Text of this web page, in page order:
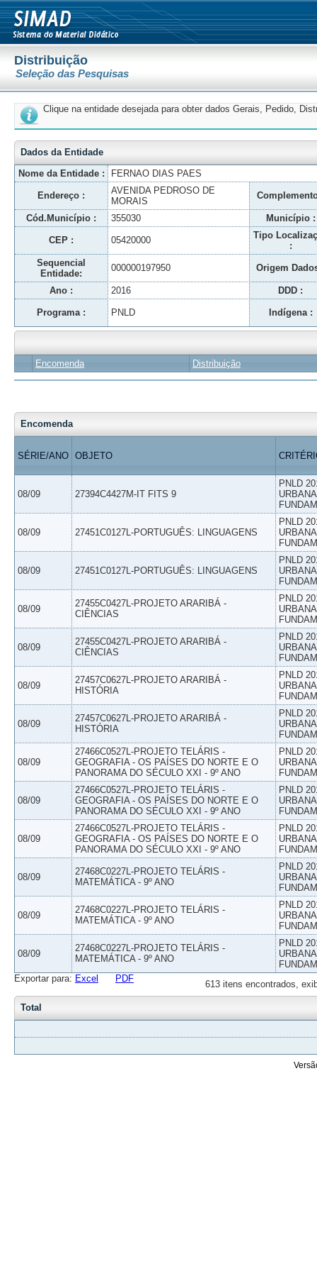
Distribuição
Seleção das Pesquisas
Clique na entidade desejada para obter dados Gerais, Pedido,
Dados da Entidade
Nome da Entidade :
FERNAO DIAS PAES
Endereço :
AVENIDA PEDROSO DE
MORAIS
Cód.Município : 355030 Município :
CEP : 05420000
Tipo
:
Sequencial
Entidade:
000000197950 Origem
Ano : 2016 DDD :
Programa : PNLD Indígena :
Encomenda Distribuição
Encomenda
SÉRIE/ANO OBJETO
08/09 27394C4427M-IT FITS 9
PNLD
08/09 27451C0127L-PORTUGUÊS: LINGUAGENS
PNLD
08/09 27451C0127L-PORTUGUÊS: LINGUAGENS
PNLD
08/09
27455C0427L-PROJETO ARARIBÁ -
CIÊNCIAS
PNLD
08/09
27455C0427L-PROJETO ARARIBÁ -
CIÊNCIAS
PNLD
08/09
27457C0627L-PROJETO ARARIBÁ -
HISTÓRIA
PNLD
08/09
27457C0627L-PROJETO ARARIBÁ -
HISTÓRIA
PNLD
08/09
27466C0527L-PROJETO TELÁRIS -
GEOGRAFIA - OS PAÍSES DO NORTE E O
PANORAMA DO SÉCULO XXI - 9º ANO
PNLD
08/09
27466C0527L-PROJETO TELÁRIS -
GEOGRAFIA - OS PAÍSES DO NORTE E O
PANORAMA DO SÉCULO XXI - 9º ANO
PNLD
08/09
27466C0527L-PROJETO TELÁRIS -
GEOGRAFIA - OS PAÍSES DO NORTE E O
PANORAMA DO SÉCULO XXI - 9º ANO
PNLD
08/09
27468C0227L-PROJETO TELÁRIS -
MATEMÁTICA - 9º ANO
PNLD
08/09
27468C0227L-PROJETO TELÁRIS -
MATEMÁTICA - 9º ANO
PNLD
08/09
27468C0227L-PROJETO TELÁRIS -
MATEMÁTICA - 9º ANO
PNLD
613 itens encontrados,
Exportar para: Excel PDF
Total